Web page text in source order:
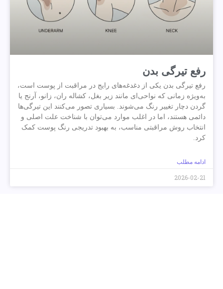
رفع تیرگی بدن
رفع تیرگی بدن یکی از دغدغه‌های رایج در مراقبت از پوست است،
به‌ویژه زمانی که نواحی‌ای مانند زیر بغل، کشاله ران، زانو، آرنج یا
گردن دچار تغییر رنگ می‌شوند. بسیاری تصور می‌کنند این تیرگی‌ها
دائمی هستند، اما در اغلب موارد می‌توان با شناخت علت اصلی و
انتخاب روش مراقبتی مناسب، به بهبود تدریجی رنگ پوست کمک
کرد.
ادامه مطلب
2026-02-21